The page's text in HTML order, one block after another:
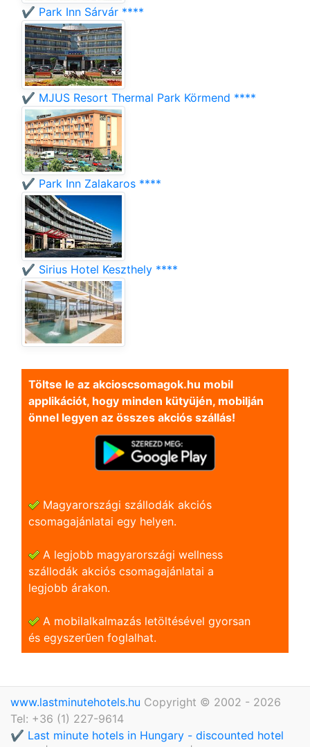
✔️ Park Inn Sárvár ****
✔️ MJUS Resort Thermal Park Körmend ****
✔️ Park Inn Zalakaros ****
✔️ Sirius Hotel Keszthely ****
Töltse le az akcioscsomagok.hu mobil
applikációt, hogy minden kütyüjén, mobilján
önnel legyen az összes akciós szállás!
Magyarországi szállodák akciós
csomagajánlatai egy helyen.
A legjobb magyarországi wellness
szállodák akciós csomagajánlatai a
legjobb árakon.
A mobilalkalmazás letöltésével gyorsan
és egyszerũen foglalhat.
www.lastminutehotels.hu Copyright © 2002 - 2026
Tel: +36 (1) 227-9614
✔️ Last minute hotels in Hungary - discounted hotel